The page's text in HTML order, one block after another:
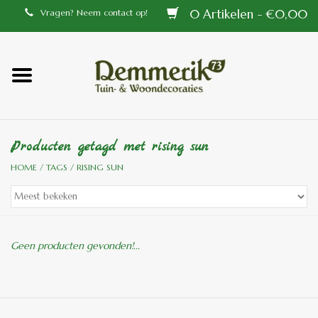
Vragen? Neem contact op! 0 Artikelen - €0,00
Home
Tiffany lampen
Tuindecoraties
Aluminium en messing
Producten getagd met rising sun
HOME / TAGS / RISING SUN
Geen producten gevonden!...